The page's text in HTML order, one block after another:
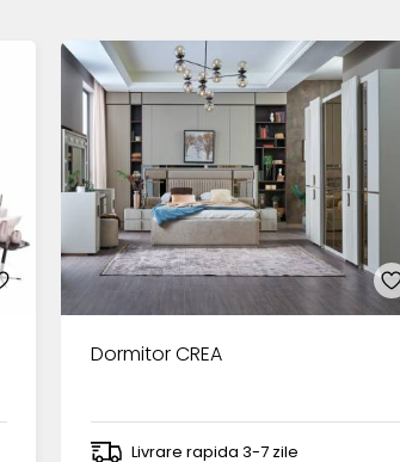
Dormitor CREA
Livrare rapida 3-7 zile